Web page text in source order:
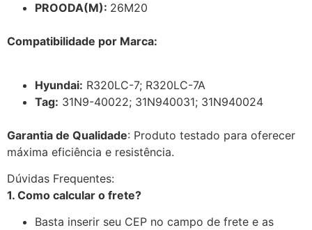
PROODA(M): 26M20
Compatibilidade por Marca:
Hyundai: R320LC-7; R320LC-7A
Tag: 31N9-40022; 31N940031; 31N940024
Garantia de Qualidade: Produto testado para oferecer
máxima eficiência e resistência.
Dúvidas Frequentes:
1. Como calcular o frete?
Basta inserir seu CEP no campo de frete e as